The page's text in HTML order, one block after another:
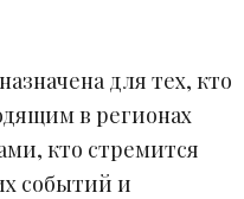
для тех, кто
в регионах
кто стремится
событий и